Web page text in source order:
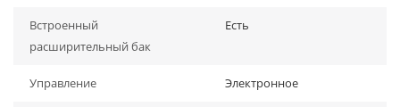
Встроенный
расширительный бак
Есть
Управление Электронное